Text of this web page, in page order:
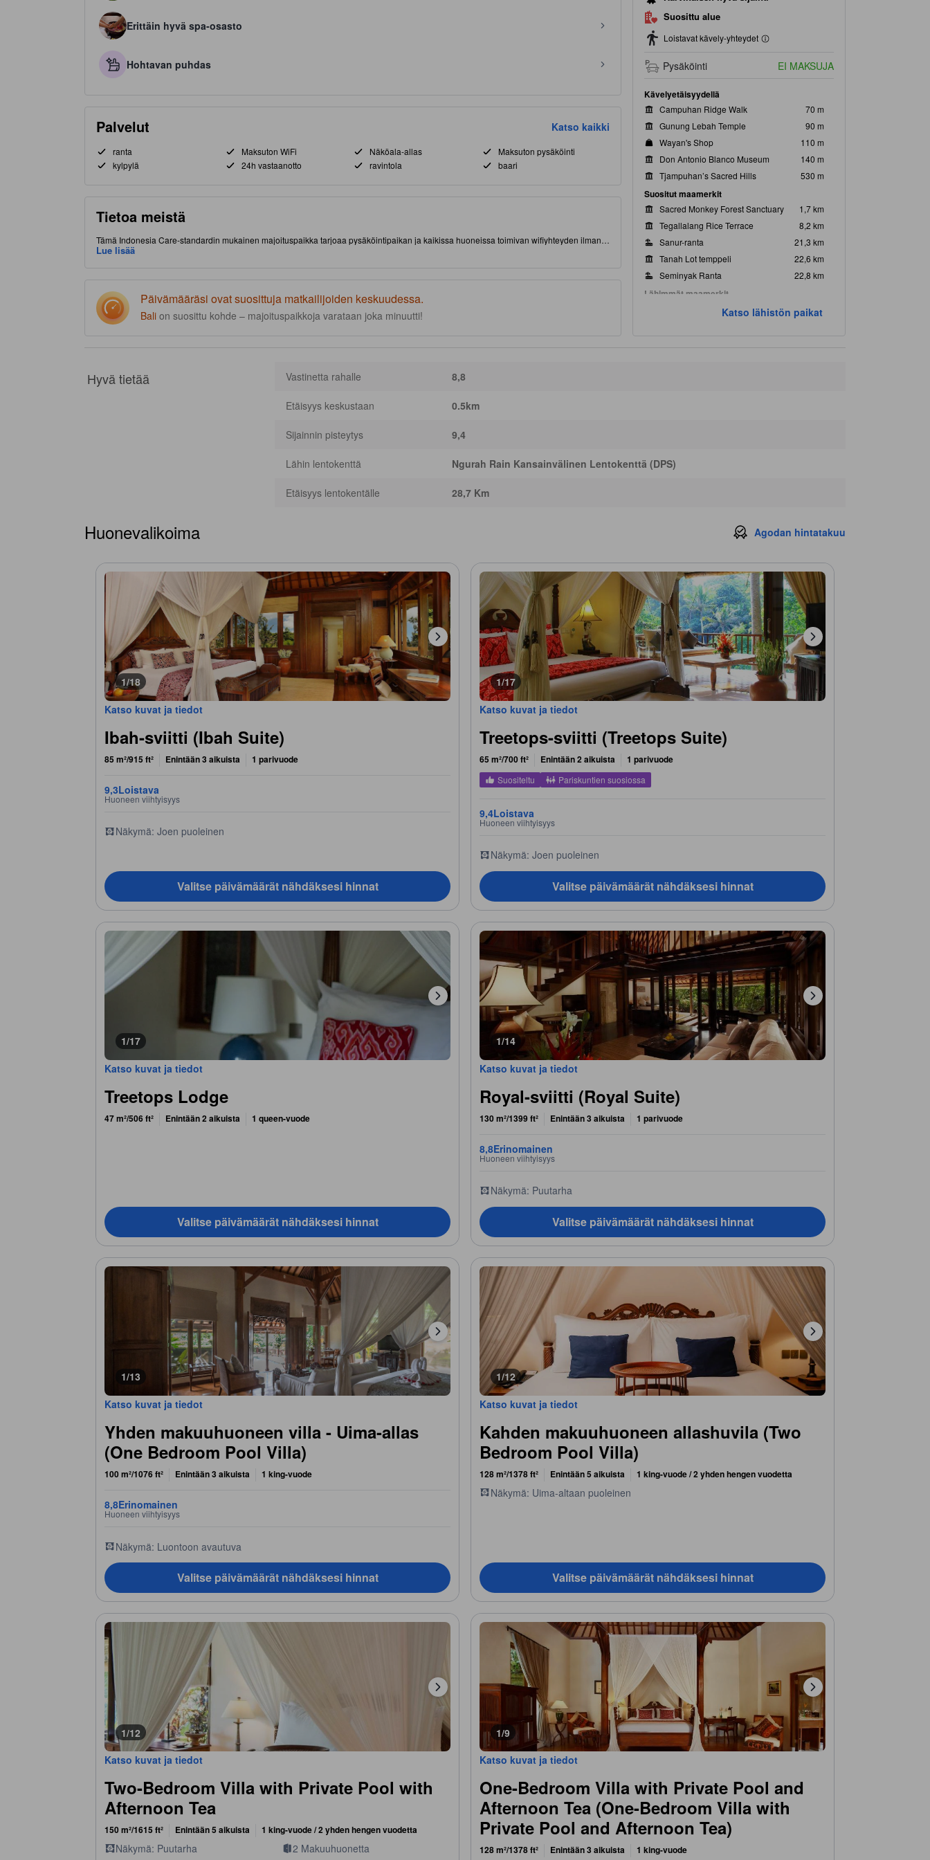
Erittäin hyvä spa-osasto
Hohtavan puhdas
Palvelut Katso kaikki
ranta Maksuton WiFi Näköala-allas
Maksuton pysäköinti
kylpylä
24h vastaanotto ravintola baari
Tietoa meistä
Tämä Indonesia Care-standardin mukainen majoituspaikka tarjoaa pysäköintipaikan ja kaikissa huoneissa toimivan wifiyhteyden ilman
lisämaksua. Majoituspaikka sijaitsee hyvällä paikalla (Ubud, Bali) lyhyen matkan päässä nähtävyyksistä ja kiinnostavista ruokapaikoista.
Lue lisää
Päivämääräsi ovat suosittuja matkailijoiden keskuudessa.
Bali on suosittu kohde – majoituspaikkoja varataan joka minuutti!
Suosittu alue
Loistavat kävely-yhteydet
Pysäköinti EI MAKSUJA
Kävelyetäisyydellä
Campuhan Ridge Walk
70 m
Gunung Lebah Temple
90 m
Wayan's Shop
110 m
Don Antonio Blanco Museum
140 m
Tjampuhan’s Sacred Hills
530 m
Suositut maamerkit
Sacred Monkey Forest Sanctuary
1,7 km
Tegallalang Rice Terrace
8,2 km
Sanur-ranta
21,3 km
Tanah Lot temppeli
22,6 km
Seminyak Ranta
22,8 km
Lähimmät maamerkit
Intuitive Flow Yoga Healing
300 m
Katso lähistön paikat
Hyvä tietää Vastinetta rahalle 8,8
Etäisyys keskustaan 0.5km
Sijainnin pisteytys 9,4
Lähin lentokenttä Ngurah Rain Kansainvälinen Lentokenttä (DPS)
Etäisyys lentokentälle 28,7 Km
Huonevalikoima Agodan hintatakuu
1/18
Katso kuvat ja tiedot
Ibah-sviitti (Ibah Suite)
85 m²/915 ft² Enintään 3 aikuista 1 parivuode
9,3Loistava
Huoneen viihtyisyys
Näkymä: Joen puoleinen
Valitse päivämäärät nähdäksesi hinnat
1/17
Katso kuvat ja tiedot
Treetops-sviitti (Treetops Suite)
65 m²/700 ft² Enintään 2 aikuista 1 parivuode
Suositeltu Pariskuntien suosiossa
9,4Loistava
Huoneen viihtyisyys
Näkymä: Joen puoleinen
Valitse päivämäärät nähdäksesi hinnat
1/17
Katso kuvat ja tiedot
Treetops Lodge
47 m²/506 ft² Enintään 2 aikuista 1 queen-vuode
Valitse päivämäärät nähdäksesi hinnat
1/14
Katso kuvat ja tiedot
Royal-sviitti (Royal Suite)
130 m²/1399 ft² Enintään 3 aikuista 1 parivuode
8,8Erinomainen
Huoneen viihtyisyys
Näkymä: Puutarha
Valitse päivämäärät nähdäksesi hinnat
1/13
Katso kuvat ja tiedot
Yhden makuuhuoneen villa - Uima-allas
(One Bedroom Pool Villa)
100 m²/1076 ft² Enintään 3 aikuista 1 king-vuode
8,8Erinomainen
Huoneen viihtyisyys
Näkymä: Luontoon avautuva
Valitse päivämäärät nähdäksesi hinnat
1/12
Katso kuvat ja tiedot
Kahden makuuhuoneen allashuvila (Two
Bedroom Pool Villa)
128 m²/1378 ft² Enintään 5 aikuista 1 king-vuode / 2 yhden hengen vuodetta
Näkymä: Uima-altaan puoleinen
Valitse päivämäärät nähdäksesi hinnat
1/12
Katso kuvat ja tiedot
Two-Bedroom Villa with Private Pool with
Afternoon Tea
150 m²/1615 ft² Enintään 5 aikuista 1 king-vuode / 2 yhden hengen vuodetta
Näkymä: Puutarha 2 Makuuhuonetta
1/9
Katso kuvat ja tiedot
One-Bedroom Villa with Private Pool and
Afternoon Tea (One-Bedroom Villa with
Private Pool and Afternoon Tea)
128 m²/1378 ft² Enintään 3 aikuista 1 king-vuode